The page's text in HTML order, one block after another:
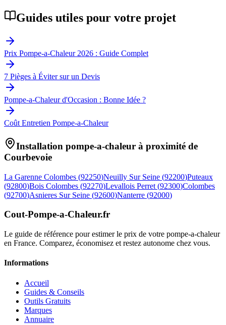
Guides utiles pour votre projet
Prix Pompe-a-Chaleur 2026 : Guide Complet
7 Pièges à Éviter sur un Devis
Pompe-a-Chaleur d'Occasion : Bonne Idée ?
Coût Entretien Pompe-a-Chaleur
Installation pompe-a-chaleur à proximité de
Courbevoie
La Garenne Colombes (92250)Neuilly Sur Seine (92200)Puteaux
(92800)Bois Colombes (92270)Levallois Perret (92300)Colombes
(92700)Asnieres Sur Seine (92600)Nanterre (92000)
Cout-Pompe-a-Chaleur.fr
Le guide de référence pour estimer le prix de votre pompe-a-chaleur
en France. Comparez, économisez et restez autonome chez vous.
Informations
Accueil
Guides & Conseils
Outils Gratuits
Marques
Annuaire